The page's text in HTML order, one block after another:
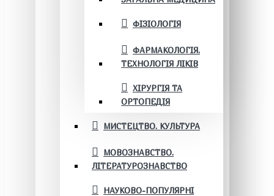
ФІЗІОЛОГІЯ
ФАРМАКОЛОГІЯ.
ТЕХНОЛОГІЯ ЛІКІВ
ХІРУРГІЯ ТА
ОРТОПЕДІЯ
МИСТЕЦТВО. КУЛЬТУРА
МОВОЗНАВСТВО.
ЛІТЕРАТУРОЗНАВСТВО
НАУКОВО-ПОПУЛЯРНІ